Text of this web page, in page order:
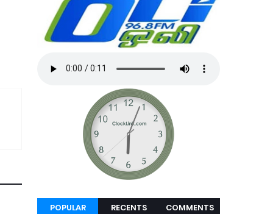
POPULAR RECENTS COMMENTS